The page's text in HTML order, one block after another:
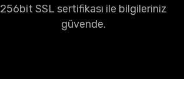
256bit SSL sertifikası ile bilgileriniz
güvende.